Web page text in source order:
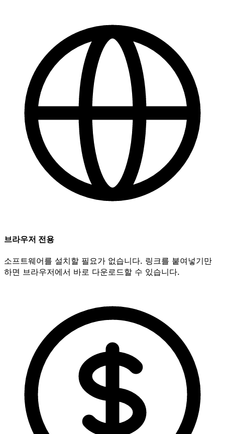
브라우저 전용
소프트웨어를 설치할 필요가 없습니다. 링크를 붙여넣기만
하면 브라우저에서 바로 다운로드할 수 있습니다.